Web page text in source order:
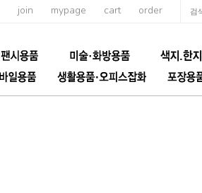
join mypage cart order